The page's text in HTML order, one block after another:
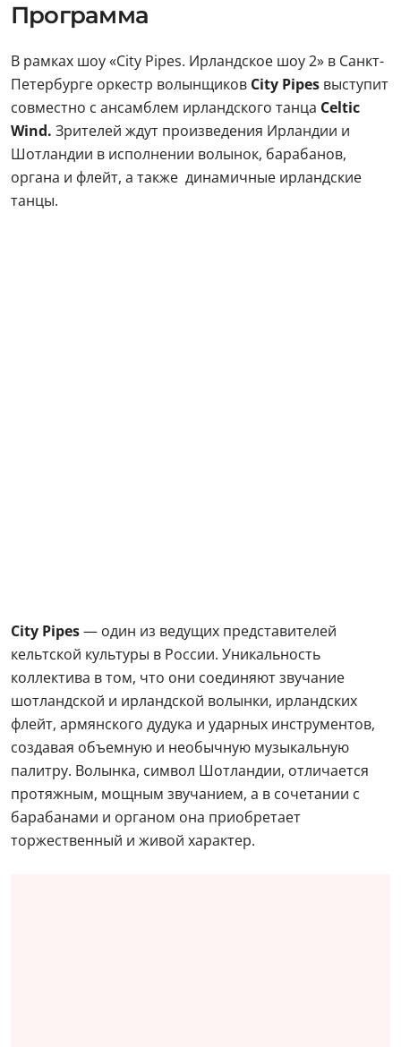
Программа
В рамках шоу «City Pipes. Ирландское шоу 2» в Санкт-
Петербурге оркестр волынщиков City Pipes выступит
совместно с ансамблем ирландского танца Celtic
Wind. Зрителей ждут произведения Ирландии и
Шотландии в исполнении волынок, барабанов,
органа и флейт, а также динамичные ирландские
танцы.
City Pipes— один из ведущих представителей
кельтской культуры в России. Уникальность
коллектива в том, что они соединяют звучание
шотландской и ирландской волынки, ирландских
флейт, армянского дудука и ударных инструментов,
создавая объемную и необычную музыкальную
палитру. Волынка, символ Шотландии, отличается
протяжным, мощным звучанием, а в сочетании с
барабанами и органом она приобретает
торжественный и живой характер.